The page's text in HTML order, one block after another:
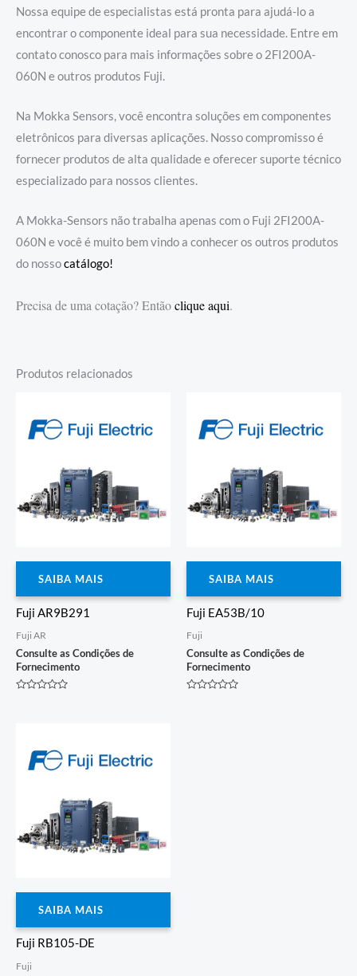
Nossa equipe de especialistas está pronta para ajudá-lo a
encontrar o componente ideal para sua necessidade. Entre em
contato conosco para mais informações sobre o 2FI200A-
060N e outros produtos Fuji.
Na Mokka Sensors, você encontra soluções em componentes
eletrônicos para diversas aplicações. Nosso compromisso é
fornecer produtos de alta qualidade e oferecer suporte técnico
especializado para nossos clientes.
A Mokka-Sensors não trabalha apenas com o Fuji 2FI200A-
060N e você é muito bem vindo a conhecer os outros produtos
do nossocatálogo!
Precisa de uma cotação? Entãoclique aqui.
Produtos relacionados
SAIBA MAIS
Fuji AR9B291
Fuji AR
Consulte as Condições de
Fornecimento
SAIBA MAIS
Fuji EA53B/10
Fuji
Consulte as Condições de
Fornecimento
SAIBA MAIS
Fuji RB105-DE
Fuji